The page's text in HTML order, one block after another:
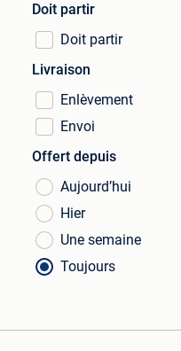
Doit partir
Doit partir
Livraison
Enlèvement
Envoi
Offert depuis
Aujourd’hui
Hier
Une semaine
Toujours